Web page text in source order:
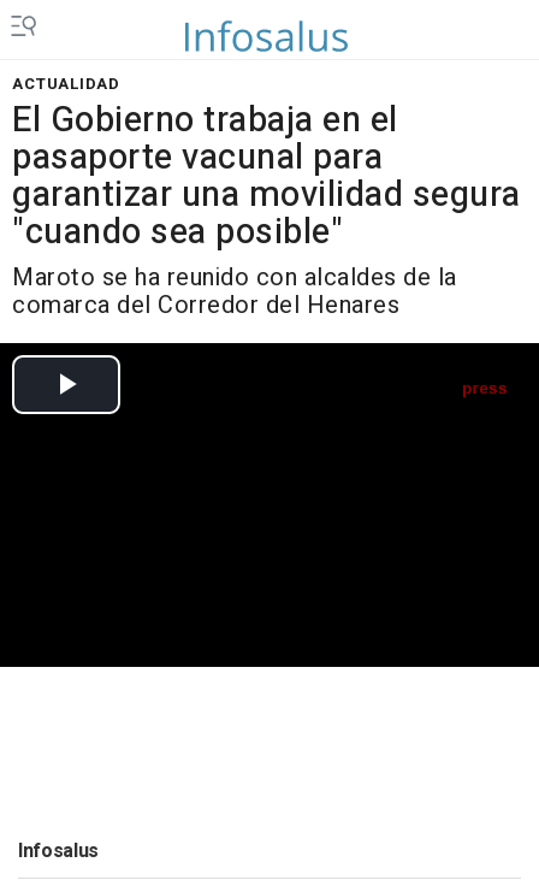
ACTUALIDAD
El Gobierno trabaja en el
pasaporte vacunal para
garantizar una movilidad segura
"cuando sea posible"
Maroto se ha reunido con alcaldes de la
comarca del Corredor del Henares
Infosalus